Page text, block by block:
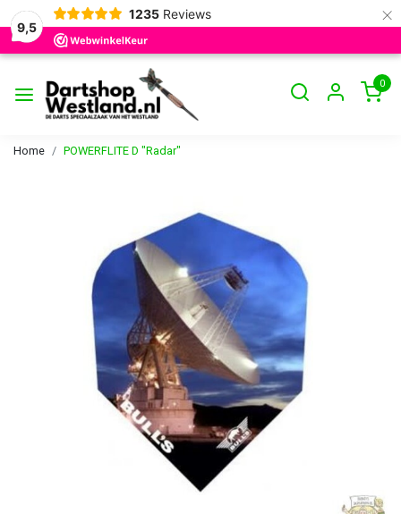
9,5
1235 Reviews ×
0
Home POWERFLITE D "Radar"